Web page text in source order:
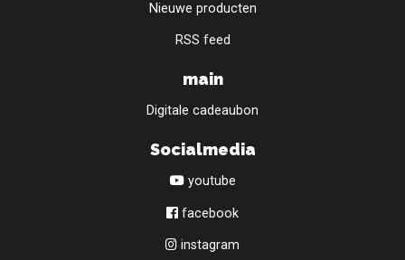
Nieuwe producten
RSS feed
main
Digitale cadeaubon
Socialmedia
youtube
facebook
instagram